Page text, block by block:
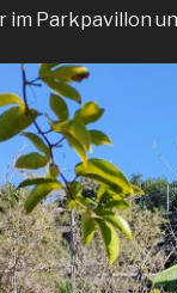
im Parkpavillon